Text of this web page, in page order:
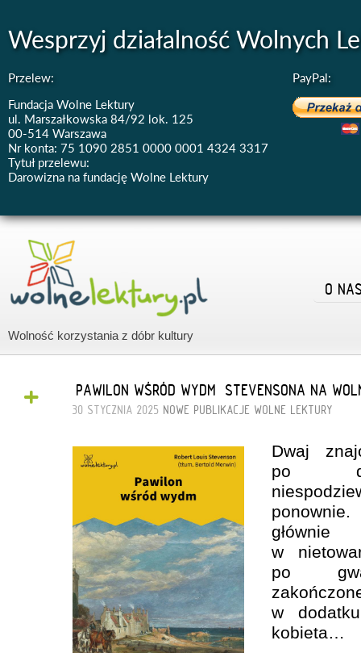
Wesprzyj działalność Wolnych
Przelew:
Fundacja Wolne Lektury
ul. Marszałkowska 84/92 lok. 125
00-514 Warszawa
Nr konta: 75 1090 2851 0000 0001 4324 3317
Tytuł przelewu:
Darowizna na fundację Wolne Lektury
PayPal:
Wolność korzystania z dóbr kultury
O
+ „PAWILON WŚRÓD WYDM” STEVENSONA NA
30 STYCZNIA 2025 NOWE PUBLIKACJE WOLNE LEKTURY
Dwaj
po
w
po
w
kobieta…